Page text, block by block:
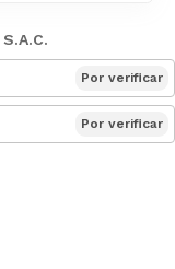
S.A.C.
Por verificar
Por verificar